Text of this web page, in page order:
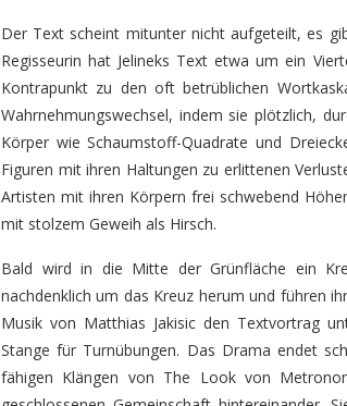
Der Text scheint mitunter nicht aufgeteilt, es
Regisseurin hat Jelineks Text etwa um ein
Kontrapunkt zu den oft betrüblichen
Wahrnehmungswechsel, indem sie plötzlich,
Körper wie Schaumstoff-Quadrate und
Figuren mit ihren Haltungen zu erlittenen
Artisten mit ihren Körpern frei schwebend
mit stolzem Geweih als Hirsch.
Bald wird in die Mitte der Grünfläche ein
nachdenklich um das Kreuz herum und führen
Musik von Matthias Jakisic den Textvortrag
Stange für Turnübungen. Das Drama endet
fähigen Klängen von The Look von